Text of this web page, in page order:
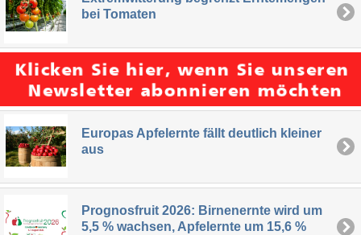
bei Tomaten
Europas Apfelernte fällt deutlich kleiner
aus
Prognosfruit 2026: Birnenernte wird um
5,5 % wachsen, Apfelernte um 15,6 %